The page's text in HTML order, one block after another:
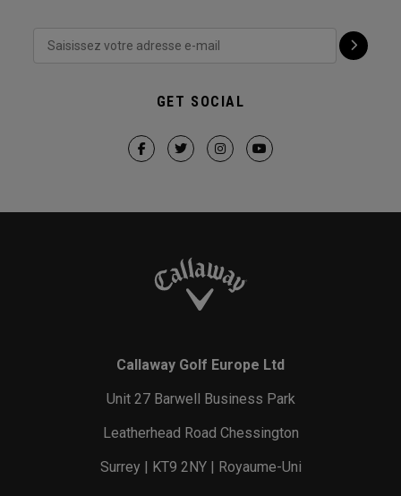
GET SOCIAL
Callaway Golf Europe Ltd
Unit 27 Barwell Business Park
Leatherhead Road Chessington
Surrey | KT9 2NY | Royaume-Uni